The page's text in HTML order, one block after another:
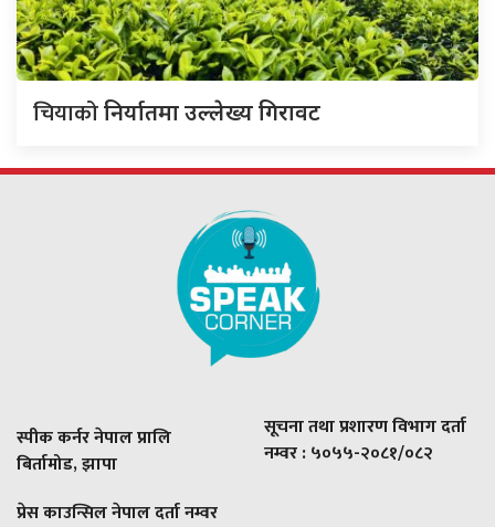
चियाकोनिर्यातमा उल्लेख्य गिरावट
स्पीक कर्नर नेपाल प्रालि
बिर्तामोड, झापा
प्रेस काउन्सिल नेपाल दर्ता नम्वर
सूचना तथा प्रशारण विभाग दर्ता
नम्वर : ५०५५-२०८१/०८२